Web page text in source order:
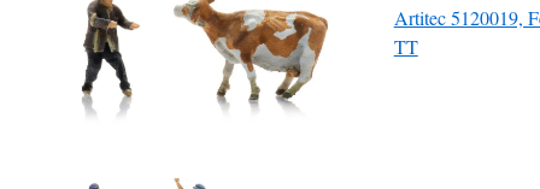
Artitec 5120019,
TT